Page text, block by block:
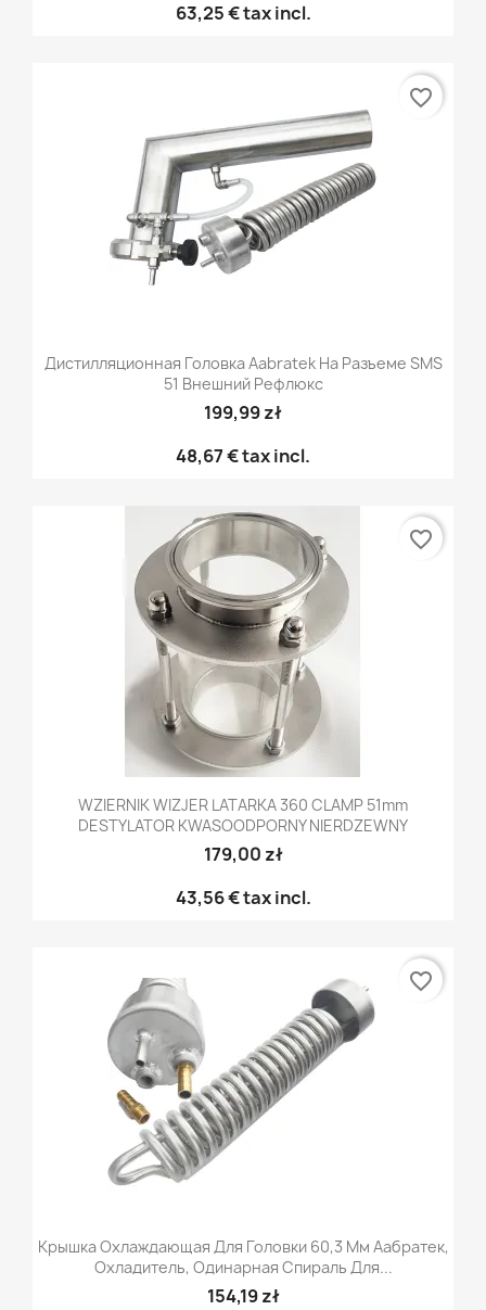
63,25 €tax incl.
Дистилляционная Головка Aabratek На Разъеме SMS
51 Внешний Рефлюкс
199,99 zł
48,67 €tax incl.
favorite_border
WZIERNIK WIZJER LATARKA 360 CLAMP 51mm
DESTYLATOR KWASOODPORNY NIERDZEWNY
179,00 zł
43,56 €tax incl.
favorite_border
Крышка Охлаждающая Для Головки 60,3 Мм Аабратек,
Охладитель, Одинарная Спираль Для...
154,19 zł
favorite_border